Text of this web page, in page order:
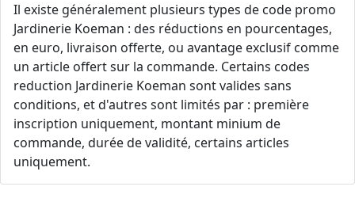
Il existe généralement plusieurs types de code promo
Jardinerie Koeman : des réductions en pourcentages,
en euro, livraison offerte, ou avantage exclusif comme
un article offert sur la commande. Certains codes
reduction Jardinerie Koeman sont valides sans
conditions, et d'autres sont limités par : première
inscription uniquement, montant minium de
commande, durée de validité, certains articles
uniquement.